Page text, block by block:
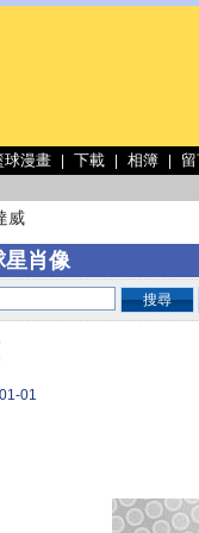
球漫畫 下載 相簿
威
星肖像
搜尋
01